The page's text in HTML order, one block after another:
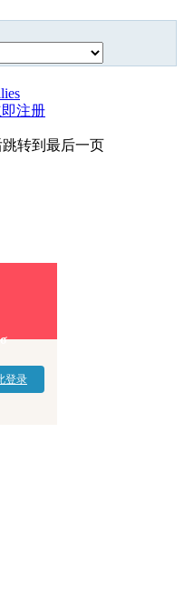
注册
跳转到最后一页
登录